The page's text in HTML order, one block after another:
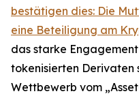
bestätigen dies: Die
eine Beteiligung am
das starke
tokenisierten Derivaten
Wettbewerb vom